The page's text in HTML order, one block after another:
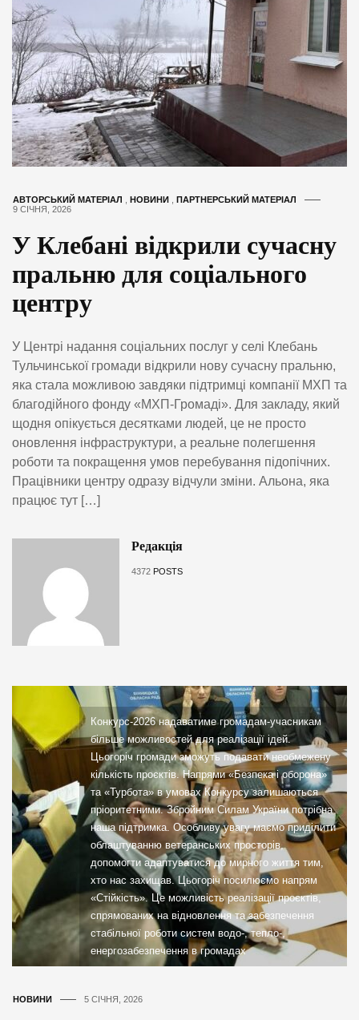
АВТОРСЬКИЙ МАТЕРІАЛ НОВИНИ
ПАРТНЕРСЬКИЙ МАТЕРІАЛ
9 СІЧНЯ, 2026
У Клебані відкрили сучасну
пральню для соціального
центру
У Центрі надання соціальних послуг у селі Клебань
Тульчинської громади відкрили нову сучасну пральню,
яка стала можливою завдяки підтримці компанії МХП та
благодійного фонду «МХП-Громаді». Для закладу, який
щодня опікується десятками людей, це не просто
оновлення інфраструктури, а реальне полегшення
роботи та покращення умов перебування підопічних.
Працівники центру одразу відчули зміни. Альона, яка
працює тут […]
Редакція
4372 POSTS
Конкурс-2026 надаватиме громадам-учасникам
більше можливостей для реалізації ідей.
Цьогоріч громади зможуть подавати необмежену
кількість проєктів. Напрями «Безпека і оборона»
та «Турбота» в умовах Конкурсу залишаються
пріоритетними. Збройним Силам України потрібна
наша підтримка. Особливу увагу маємо приділити
облаштуванню ветеранських просторів,
допомогти адаптуватися до мирного життя тим,
хто нас захищав. Цьогоріч посилюємо напрям
«Стійкість». Це можливість реалізації проєктів,
спрямованих на відновлення та забезпечення
стабільної роботи систем водо-, тепло-,
енергозабезпечення в громадах
НОВИНИ 5 СІЧНЯ, 2026